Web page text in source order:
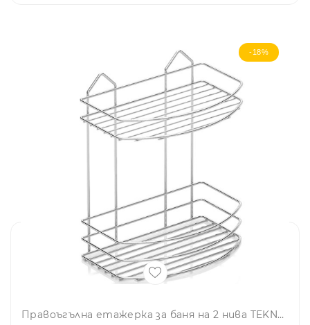
-18%
Правоъгълна етажерка за баня на 2 нива TEKNO TEL BK 008, 24х15х28 см, Закрепване с дюбел, Сребрист